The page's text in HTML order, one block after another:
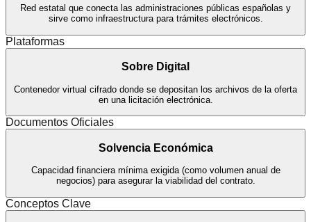
Red estatal que conecta las administraciones públicas españolas y
sirve como infraestructura para trámites electrónicos.
Plataformas
Sobre Digital
Contenedor virtual cifrado donde se depositan los archivos de la oferta
en una licitación electrónica.
Documentos Oficiales
Solvencia Económica
Capacidad financiera mínima exigida (como volumen anual de
negocios) para asegurar la viabilidad del contrato.
Conceptos Clave